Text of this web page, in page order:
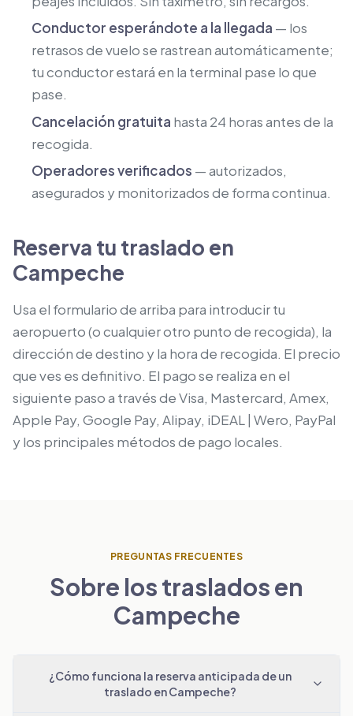
Conductor esperándote a la llegada — los
retrasos de vuelo se rastrean automáticamente;
tu conductor estará en la terminal pase lo que
pase.
Cancelación gratuita hasta 24 horas antes de la
recogida.
Operadores verificados — autorizados,
asegurados y monitorizados de forma continua.
Reserva tu traslado en
Campeche
Usa el formulario de arriba para introducir tu
aeropuerto (o cualquier otro punto de recogida), la
dirección de destino y la hora de recogida. El precio
que ves es definitivo. El pago se realiza en el
siguiente paso a través de Visa, Mastercard, Amex,
Apple Pay, Google Pay, Alipay, iDEAL | Wero, PayPal
y los principales métodos de pago locales.
PREGUNTAS FRECUENTES
Sobre los traslados en
Campeche
¿Cómo funciona la reserva anticipada de un
traslado en Campeche?